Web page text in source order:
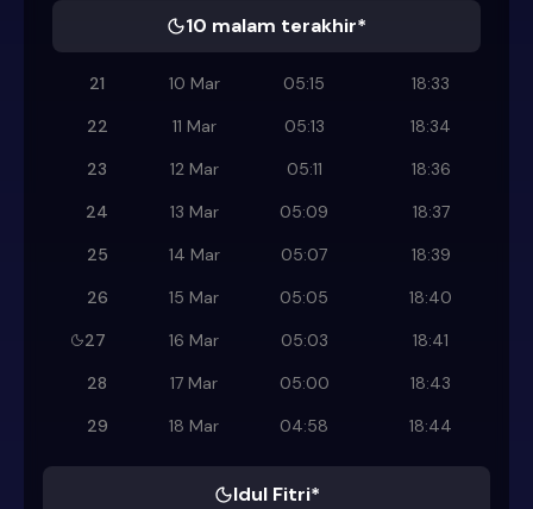
10 malam terakhir*
21 10 Mar 05:15
18:33
22
11 Mar 05:13
18:34
23
12 Mar 05:11
18:36
24
13 Mar 05:09
18:37
25
14 Mar 05:07
18:39
26
15 Mar 05:05
18:40
27
16 Mar 05:03
18:41
28
17 Mar 05:00
18:43
29
18 Mar 04:58 18:44
Idul Fitri*